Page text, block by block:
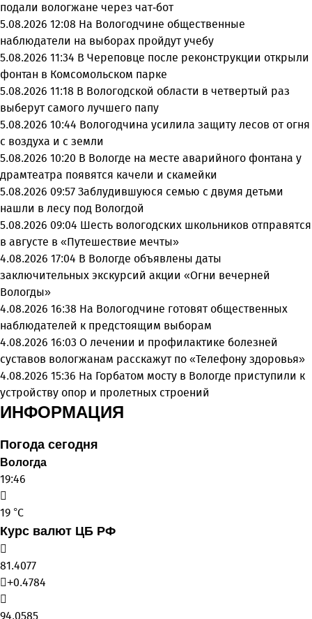
подали вологжане через чат-бот
5.08.2026 12:08 На Вологодчине общественные
наблюдатели на выборах пройдут учебу
5.08.2026 11:34 В Череповце после реконструкции открыли
фонтан в Комсомольском парке
5.08.2026 11:18 В Вологодской области в четвертый раз
выберут самого лучшего папу
5.08.2026 10:44 Вологодчина усилила защиту лесов от огня
с воздуха и с земли
5.08.2026 10:20 В Вологде на месте аварийного фонтана у
драмтеатра появятся качели и скамейки
5.08.2026 09:57 Заблудившуюся семью с двумя детьми
нашли в лесу под Вологдой
5.08.2026 09:04 Шесть вологодских школьников отправятся
в августе в «Путешествие мечты»
4.08.2026 17:04 В Вологде объявлены даты
заключительных экскурсий акции «Огни вечерней
Вологды»
4.08.2026 16:38 На Вологодчине готовят общественных
наблюдателей к предстоящим выборам
4.08.2026 16:03 О лечении и профилактике болезней
суставов вологжанам расскажут по «Телефону здоровья»
4.08.2026 15:36 На Горбатом мосту в Вологде приступили к
устройству опор и пролетных строений
ИНФОРМАЦИЯ
Погода сегодня
Вологда
19:46
19 °C
Курс валют ЦБ РФ
81.4077
+0.4784
94.0585